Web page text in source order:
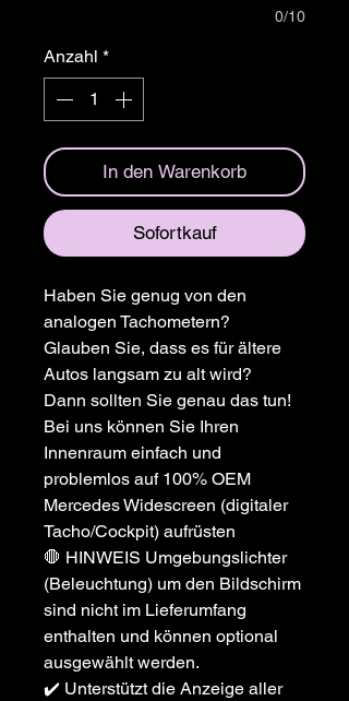
0/10
Anzahl *
In den Warenkorb
Sofortkauf
Haben Sie genug von den
analogen Tachometern?
Glauben Sie, dass es für ältere
Autos langsam zu alt wird?
Dann sollten Sie genau das tun!
Bei uns können Sie Ihren
Innenraum einfach und
problemlos auf 100% OEM
Mercedes Widescreen (digitaler
Tacho/Cockpit) aufrüsten
🛑 HINWEIS Umgebungslichter
(Beleuchtung) um den Bildschirm
sind nicht im Lieferumfang
enthalten und können optional
ausgewählt werden.
✔️ Unterstützt die Anzeige aller